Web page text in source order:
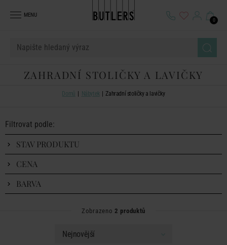
MENU
0
ZAHRADNÍ STOLIČKY A LAVIČKY
Domů Nábytek Zahradní stoličky a lavičky
Filtrovat podle:
STAV PRODUKTU
CENA
BARVA
Zobrazeno 2 produktů